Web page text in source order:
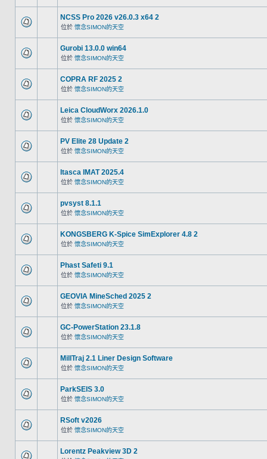
NCSS Pro 2026 v26.0.3 x64 2
位於 懷念SIMON的天空
Gurobi 13.0.0 win64
位於 懷念SIMON的天空
COPRA RF 2025 2
位於 懷念SIMON的天空
Leica CloudWorx 2026.1.0
位於 懷念SIMON的天空
PV Elite 28 Update 2
位於 懷念SIMON的天空
Itasca IMAT 2025.4
位於 懷念SIMON的天空
pvsyst 8.1.1
位於 懷念SIMON的天空
KONGSBERG K-Spice SimExplorer 4.8 2
位於 懷念SIMON的天空
Phast Safeti 9.1
位於 懷念SIMON的天空
GEOVIA MineSched 2025 2
位於 懷念SIMON的天空
GC-PowerStation 23.1.8
位於 懷念SIMON的天空
MillTraj 2.1 Liner Design Software
位於 懷念SIMON的天空
ParkSEIS 3.0
位於 懷念SIMON的天空
RSoft v2026
位於 懷念SIMON的天空
Lorentz Peakview 3D 2